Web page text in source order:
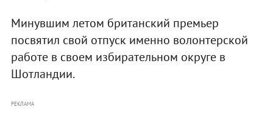
Минувшим летом британский премьер
посвятил свой отпуск именно волонтерской
работе в своем избирательном округе в
Шотландии.
РЕКЛАМА